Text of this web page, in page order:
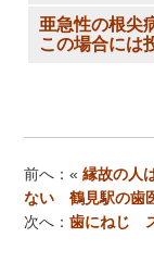
亜急性の根尖
この場合には
前へ：« 縁故の人
ない 鶴見駅の歯
次へ： 歯にねじ